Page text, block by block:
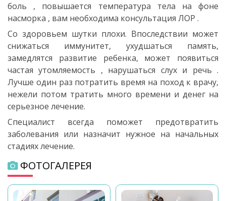
боль , повышается температура тела на фоне
насморка , вам необходима консультация ЛОР .
Со здоровьем шутки плохи. Впоследствии может
снижаться иммунитет, ухудшаться память,
замедлятся развитие ребенка, может появиться
частая утомляемость , нарушаться слух и речь .
Лучше один раз потратить время на поход к врачу,
нежели потом тратить много времени и денег на
серьезное лечение.
Специалист всегда поможет предотвратить
заболевания или назначит нужное на начальных
стадиях лечение.
ФОТОГАЛЕРЕЯ